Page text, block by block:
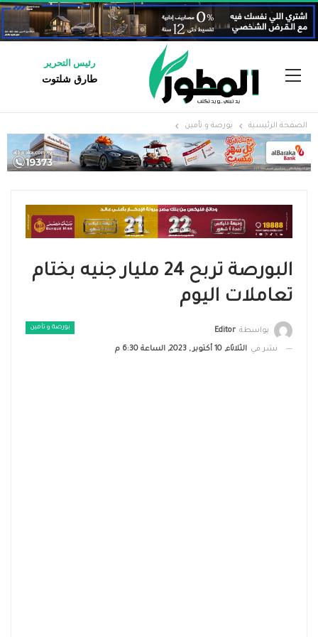
رئيس التحرير
طارق شلتوت
الصفحة الرئيسية بورصة و تأمين
البورصة تربح 24 مليار جنيه بختام
تعاملات اليوم
بورصة و تأمين بواسطة Editor
نشر في الثلاثاء, 10 أكتوبر , 2023, الساعة 6:30 م